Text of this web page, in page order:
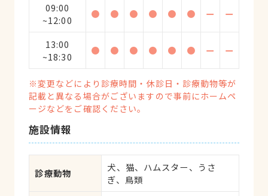
09:00
~12:00
● ● ● ● ● ● ー ー
13:00
~18:30
● ● ● ● ● ● ー ー
※変更などにより診療時間・休診日・診療動物等が
記載と異なる場合がございますので事前にホームペ
ージなどをご確認ください。
施設情報
診療動物
犬、猫、ハムスター、うさ
ぎ、鳥類